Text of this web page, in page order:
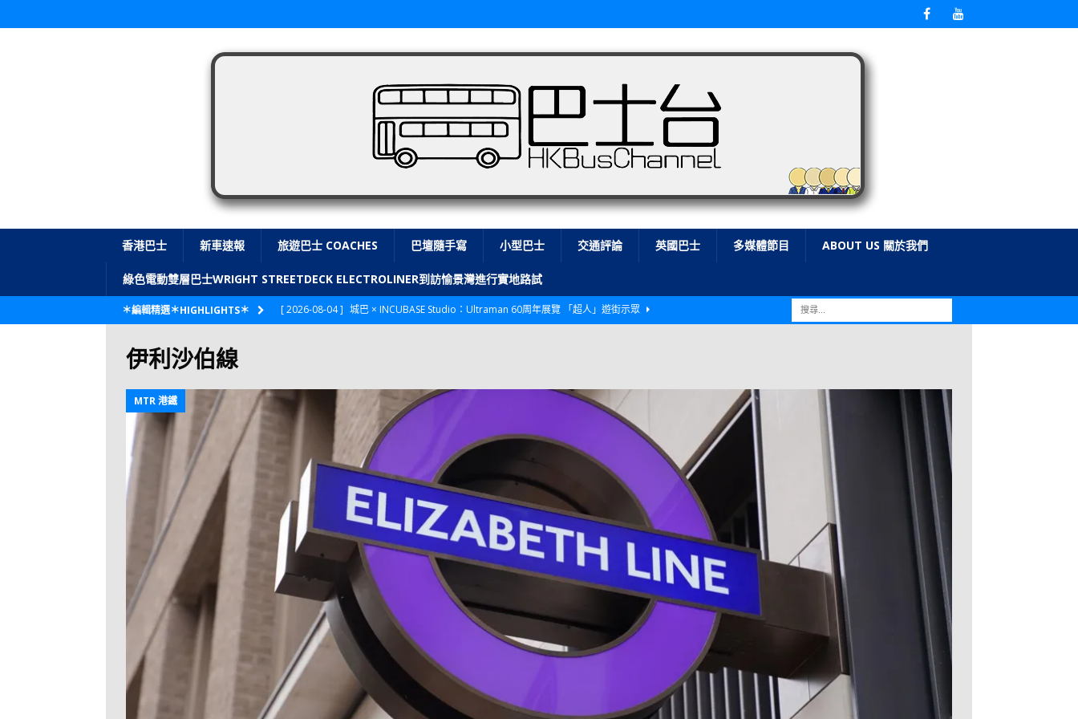
香港巴士 新車速報 旅遊巴士 COACHES 巴壇隨手寫 小型巴士 交通評論 英國巴士 多媒體節目 ABOUT US 關於我們
綠色電動雙層巴士WRIGHT STREETDECK ELECTROLINER到訪愉景灣進行實地路試
＊編輯精選＊HIGHLIGHTS＊ [ 2026-08-04 ] 城巴 × INCUBASE Studio：Ultraman 60周年展覽 「超人」遊街示眾
LONGWIN 九巴及龍運
[ 2026-07-26 ]
【新車速報】第一部 410PS 規格宇通旅遊巴士 – 榮利「樂園快線」仕様
新車速報
[ 2026-07-23 ] 【電車】究竟幾幅插畫係為乜過唔到審批？
[ 2026-07-22 ]
【輕鐵】痴卡哇列車2026年暑假陪大家搭「輕鐵發現號」旅遊專綫
MTR 港鐵
[ 2026-07-07 ]
VOLVO 全新電動巴士 BERL 樣板車抵港
電動巴士
[ 2026-07-05 ]
美國國慶250，貼部電車慶祝，準備禮物叫人任影
電車
[ 2026-06-24 ]
校巴終於第一滴血了
巴壇隨手寫
[ 2026-06-23 ]
【纜車】昂坪360正式開展20周年慶典 玩轉「日與夜」好時光
MTR 港
鐵
[ 2026-06-22 ]
Adidas FIFA 世界盃 The Yard 巴士巡遊
伊利沙伯線
MTR 港鐵